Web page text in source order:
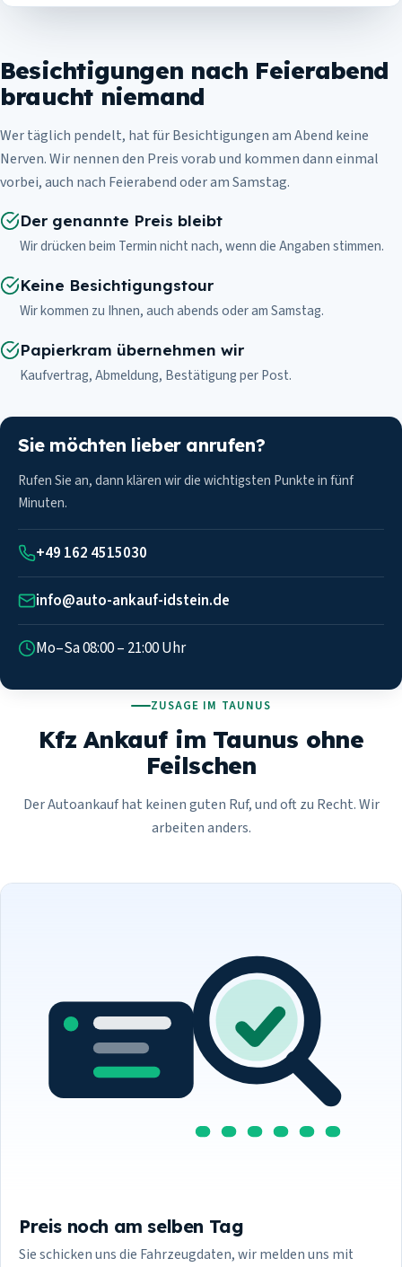
Besichtigungen nach Feierabend
braucht niemand
Wer täglich pendelt, hat für Besichtigungen am Abend keine
Nerven. Wir nennen den Preis vorab und kommen dann einmal
vorbei, auch nach Feierabend oder am Samstag.
Der genannte Preis bleibt
Wir drücken beim Termin nicht nach, wenn die Angaben stimmen.
Keine Besichtigungstour
Wir kommen zu Ihnen, auch abends oder am Samstag.
Papierkram übernehmen wir
Kaufvertrag, Abmeldung, Bestätigung per Post.
Sie möchten lieber anrufen?
Rufen Sie an, dann klären wir die wichtigsten Punkte in fünf
Minuten.
+49 162 4515030
info@auto-ankauf-idstein.de
Mo–Sa 08:00 – 21:00 Uhr
ZUSAGE IM TAUNUS
Kfz Ankauf im Taunus ohne
Feilschen
Der Autoankauf hat keinen guten Ruf, und oft zu Recht. Wir
arbeiten anders.
Preis noch am selben Tag
Sie schicken uns die Fahrzeugdaten, wir melden uns mit